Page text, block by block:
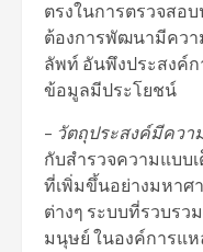
ตรงในการตรวจสอ
ต้องการพัฒนามีควา
ลัพท์ อันพึงประสงค์
ข้อมูลมีประโยชน์
– วัตถุประสงค์มีคว
กับสำรวจความแบบ
ที่เพิ่มขึ้นอย่างมหาศ
ต่างๆ ระบบที่รวบรว
มนุษย์ ในองค์การแ